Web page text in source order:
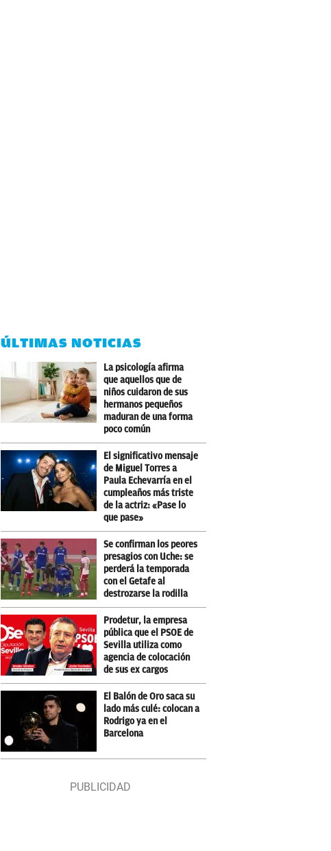
ÚLTIMAS NOTICIAS
La psicología afirma
que aquellos que de
niños cuidaron de sus
hermanos pequeños
maduran de una forma
poco común
El significativo mensaje
de Miguel Torres a
Paula Echevarría en el
cumpleaños más triste
de la actriz: «Pase lo
que pase»
Se confirman los peores
presagios con Uche: se
perderá la temporada
con el Getafe al
destrozarse la rodilla
Prodetur, la empresa
pública que el PSOE de
Sevilla utiliza como
agencia de colocación
de sus ex cargos
El Balón de Oro saca su
lado más culé: colocan a
Rodrigo ya en el
Barcelona